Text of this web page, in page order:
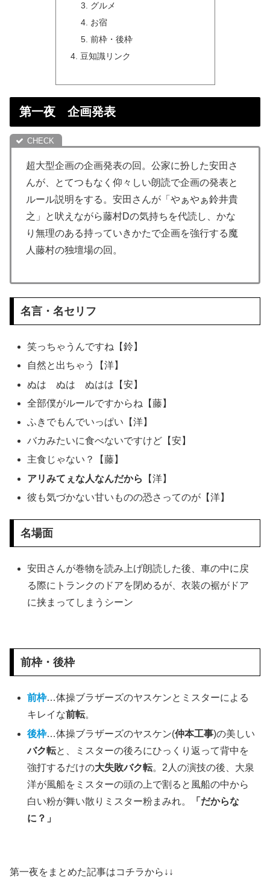
グルメ
お宿
前枠・後枠
豆知識リンク
第一夜 企画発表
超大型企画の企画発表の回。公家に扮した安田さ
んが、とてつもなく仰々しい朗読で企画の発表と
ルール説明をする。安田さんが「やぁやぁ鈴井貴
之」と吠えながら藤村Dの気持ちを代読し、かな
り無理のある持っていきかたで企画を強行する魔
人藤村の独壇場の回。
名言・名セリフ
笑っちゃうんですね【鈴】
自然と出ちゃう【洋】
ぬは ぬは ぬはは【安】
全部僕がルールですからね【藤】
ふきでもんでいっぱい【洋】
バカみたいに食べないですけど【安】
主食じゃない？【藤】
アリみてぇな人なんだから
【洋】
彼も気づかない甘いものの恐さってのが【洋】
名場面
安田さんが巻物を読み上げ朗読した後、車の中に戻
る際にトランクのドアを閉めるが、衣装の裾がドア
に挟まってしまうシーン
前枠・後枠
前枠…体操ブラザーズのヤスケンとミスターによる
キレイな前転。
後枠…体操ブラザーズのヤスケン(仲本工事)の美しい
バク転と、ミスターの後ろにひっくり返って背中を
強打するだけの大失敗バク転。2人の演技の後、大泉
洋が風船をミスターの頭の上で割ると風船の中から
白い粉が舞い散りミスター粉まみれ。
「だからな
に？」
第一夜をまとめた記事はコチラから↓↓